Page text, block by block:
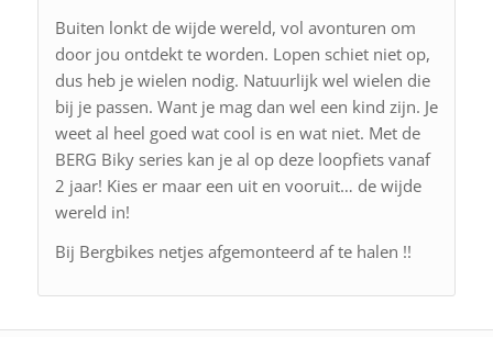
Buiten lonkt de wijde wereld, vol avonturen om
door jou ontdekt te worden. Lopen schiet niet op,
dus heb je wielen nodig. Natuurlijk wel wielen die
bij je passen. Want je mag dan wel een kind zijn. Je
weet al heel goed wat cool is en wat niet. Met de
BERG Biky series kan je al op deze loopfiets vanaf
2 jaar! Kies er maar een uit en vooruit… de wijde
wereld in!
Bij Bergbikes netjes afgemonteerd af te halen !!